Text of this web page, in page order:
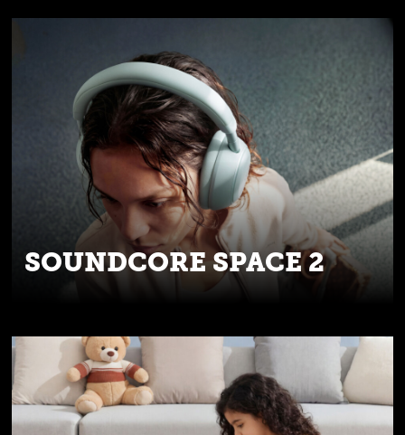
SOUNDCORE SPACE 2